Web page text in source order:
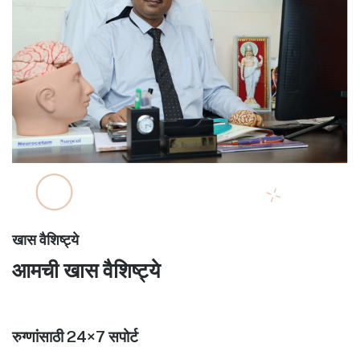
खास वैशिष्ट्ये
आमची खास वैशिष्ट्ये
रुग्णांसाठी 24×7 सपोर्ट